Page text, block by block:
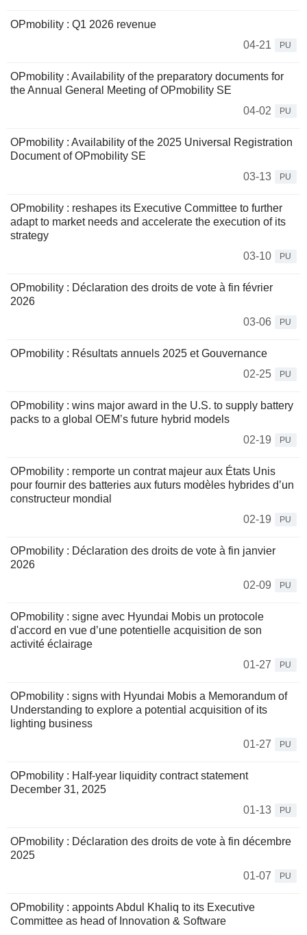
OPmobility : Q1 2026 revenue
04-21
PU
OPmobility : Availability of the preparatory documents for
the Annual General Meeting of OPmobility SE
04-02
PU
OPmobility : Availability of the 2025 Universal Registration
Document of OPmobility SE
03-13
PU
OPmobility : reshapes its Executive Committee to further
adapt to market needs and accelerate the execution of its
strategy
03-10
PU
OPmobility : Déclaration des droits de vote à fin février
2026
03-06
PU
OPmobility : Résultats annuels 2025 et Gouvernance
02-25
PU
OPmobility : wins major award in the U.S. to supply battery
packs to a global OEM’s future hybrid models
02-19
PU
OPmobility : remporte un contrat majeur aux États Unis
pour fournir des batteries aux futurs modèles hybrides d’un
constructeur mondial
02-19
PU
OPmobility : Déclaration des droits de vote à fin janvier
2026
02-09
PU
OPmobility : signe avec Hyundai Mobis un protocole
d'accord en vue d’une potentielle acquisition de son
activité éclairage
01-27
PU
OPmobility : signs with Hyundai Mobis a Memorandum of
Understanding to explore a potential acquisition of its
lighting business
01-27
PU
OPmobility : Half-year liquidity contract statement
December 31, 2025
01-13
PU
OPmobility : Déclaration des droits de vote à fin décembre
2025
01-07
PU
OPmobility : appoints Abdul Khaliq to its Executive
Committee as head of Innovation & Software